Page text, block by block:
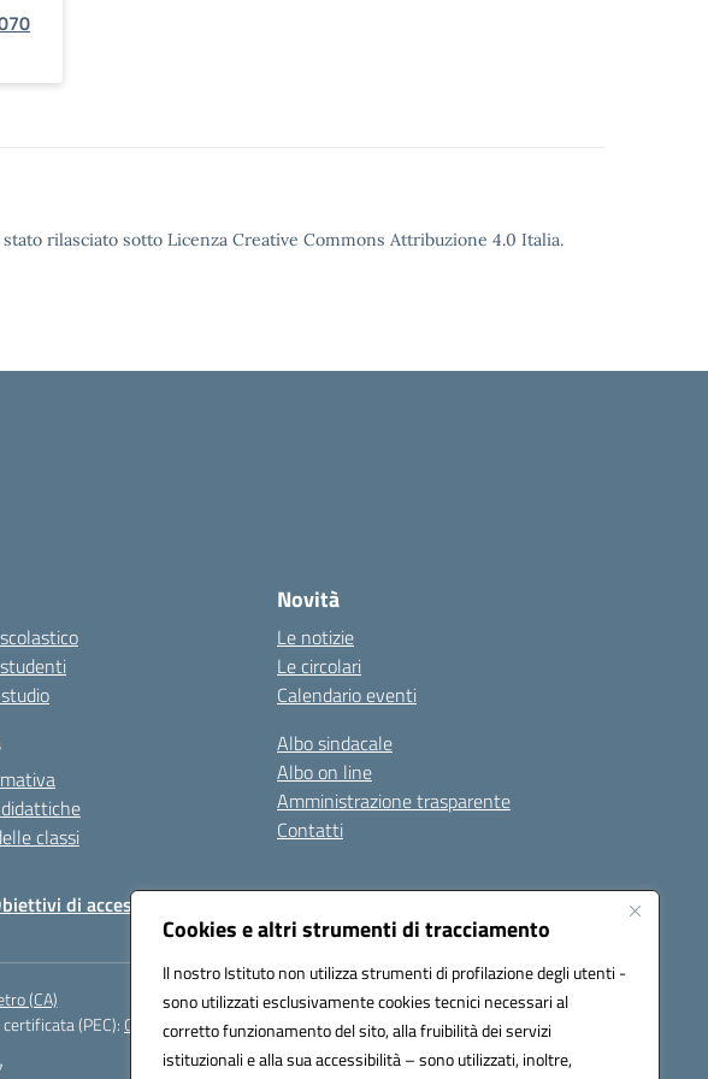
Cookies e altri strumenti di tracciamento
Il nostro Istituto non utilizza strumenti di profilazione degli utenti -
sono utilizzati esclusivamente cookies tecnici necessari al
corretto funzionamento del sito, alla fruibilità dei servizi
istituzionali e alla sua accessibilità – sono utilizzati, inoltre,
rilasciato sotto Licenza Creative Commons Attribuzione 4.0 Italia.
classi
Novità
Le notizie
Le circolari
Calendario eventi
Albo sindacale
Albo on line
Amministrazione trasparente
Contatti
di accessibilità
(CA)
(PEC): CAIC84700T@pec.istruzione.it